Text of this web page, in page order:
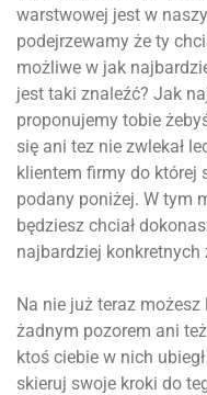
warstwowej jest w
podejrzewamy że ty
możliwe w jak
jest taki znaleźć? Jak
proponujemy tobie
się ani tez nie zwlekał
klientem firmy do której
podany poniżej. W tym
będziesz chciał
najbardziej
Na nie już teraz
żadnym pozorem ani
ktoś ciebie w nich
skieruj swoje kroki do